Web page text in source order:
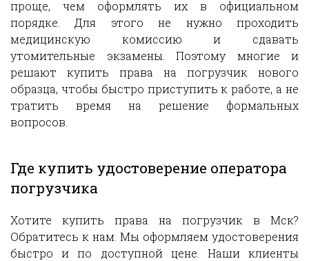
проще, чем оформлять их в официальном
порядке. Для этого не нужно проходить
медицинскую комиссию и сдавать
утомительные экзамены. Поэтому многие и
решают купить права на погрузчик нового
образца, чтобы быстро приступить к работе, а не
тратить время на решение формальных
вопросов.
Где купить удостоверение оператора
погрузчика
Хотите купить права на погрузчик в Мск?
Обратитесь к нам. Мы оформляем удостоверения
быстро и по доступной цене. Наши клиенты